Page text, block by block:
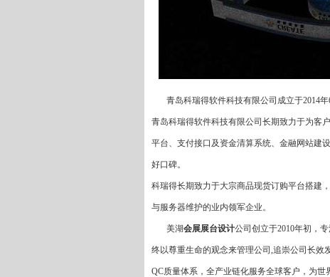
青岛科瑞得软件科技有限公司成立于2014年
青岛科瑞得软件科技有限公司长期致力于为客
平台、支付接口及资金清算系统、金融网站建
好口碑。
科瑞得长期致力于大宗商品现货订购平台搭建
与服务器维护的业内领军企业。
美湖会展展台设计公司创立于2010年初，
终以尊重生命的观念来管理公司,追崇公司长效
QC质量体系，全产业链化服务全球客户，为世